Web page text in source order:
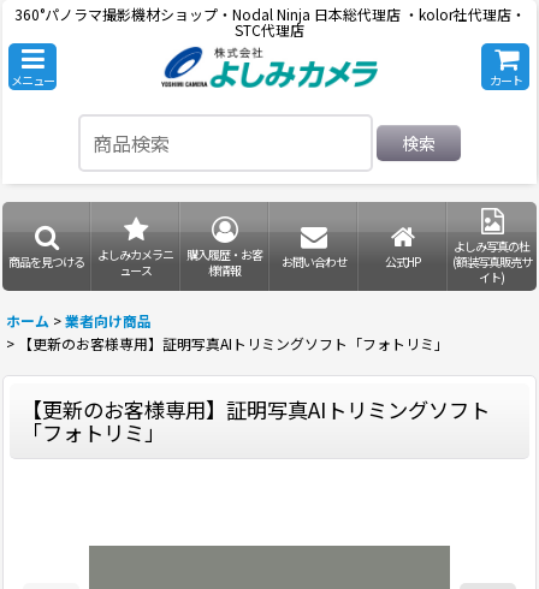
360°パノラマ撮影機材ショップ・Nodal Ninja 日本総代理店 ・kolor社代理店・
STC代理店
メニュー カート
検索
商品を見つける
よしみカメラニ
ュース
購入履歴・お客
様情報
お問い合わせ 公式HP
よしみ写真の杜
(額装写真販売サ
イト)
ホーム >業者向け商品
>
【更新のお客様専用】証明写真AIトリミングソフト「フォトリミ」
【更新のお客様専用】証明写真AIトリミングソフト
「フォトリミ」